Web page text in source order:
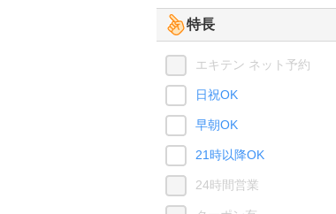
特長
エキテン ネット予約
日祝OK
早朝OK
21時以降OK
24時間営業